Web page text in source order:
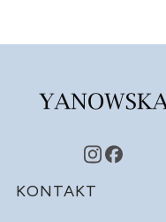
Linki w stopce
KONTAKT